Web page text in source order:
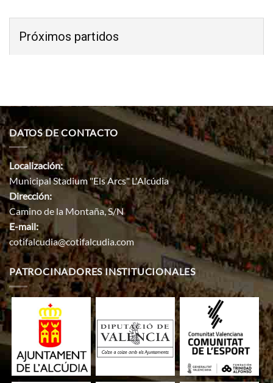
Próximos partidos
DATOS DE CONTACTO
Localización:
Municipal Stadium "Els Arcs" L'Alcúdia
Dirección:
Camino de la Montaña, S/N
E-mail:
cotifalcudia@cotifalcudia.com
PATROCINADORES INSTITUCIONALES